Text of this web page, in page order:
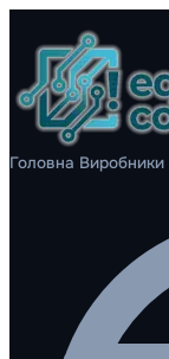
Головна Виробники